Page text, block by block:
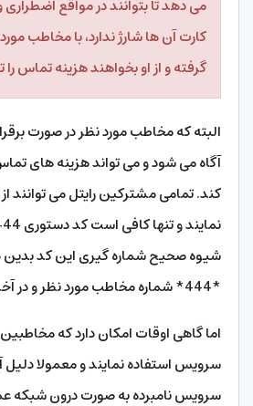
می دهد تا بتوانند در مواقع
کارت آن ها شارژ ندارد، با مخاطب
گرفته و از او بخواهند هزینه تماس
البته که مخاطب مورد نظر در صورت
آگاه می شود و می تواند هزینه های
کند. تمامی مشترکین رایتل می توانند
شیوه صحیح شماره گیری این کد
*444* شماره مخاطب مورد نظر و در آخر # را وارد می کنید.
اما گاهی اوقات امکان دارد که مخاطبین
سرویس استفاده نمایند و معمولا
سرویس نامبرده به صورت درون شبکه